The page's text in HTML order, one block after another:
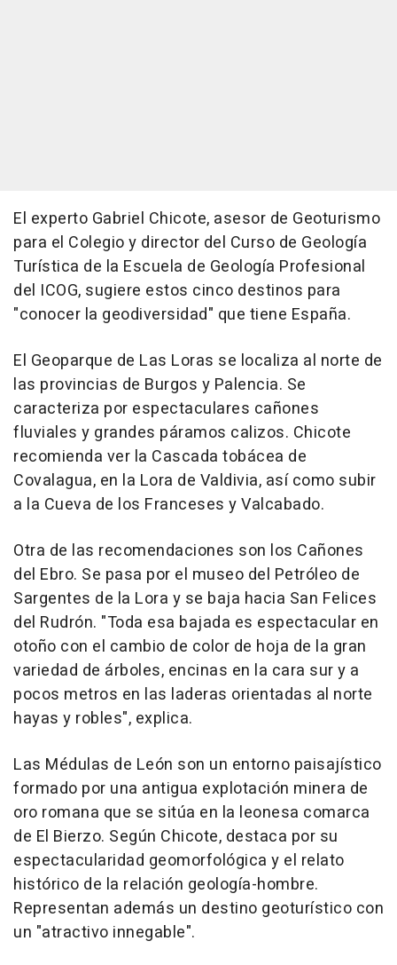
El experto Gabriel Chicote, asesor de Geoturismo
para el Colegio y director del Curso de Geología
Turística de la Escuela de Geología Profesional
del ICOG, sugiere estos cinco destinos para
"conocer la geodiversidad" que tiene España.
El Geoparque de Las Loras se localiza al norte de
las provincias de Burgos y Palencia. Se
caracteriza por espectaculares cañones
fluviales y grandes páramos calizos. Chicote
recomienda ver la Cascada tobácea de
Covalagua, en la Lora de Valdivia, así como subir
a la Cueva de los Franceses y Valcabado.
Otra de las recomendaciones son los Cañones
del Ebro. Se pasa por el museo del Petróleo de
Sargentes de la Lora y se baja hacia San Felices
del Rudrón. "Toda esa bajada es espectacular en
otoño con el cambio de color de hoja de la gran
variedad de árboles, encinas en la cara sur y a
pocos metros en las laderas orientadas al norte
hayas y robles", explica.
Las Médulas de León son un entorno paisajístico
formado por una antigua explotación minera de
oro romana que se sitúa en la leonesa comarca
de El Bierzo. Según Chicote, destaca por su
espectacularidad geomorfológica y el relato
histórico de la relación geología-hombre.
Representan además un destino geoturístico con
un "atractivo innegable".